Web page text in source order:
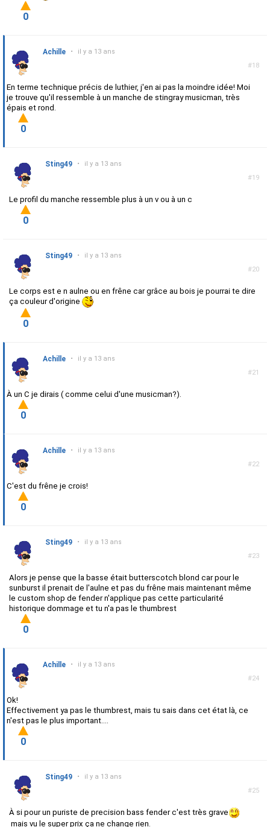
0
#18
Achille • il y a 13 ans
En terme technique précis de luthier, j'en ai pas la moindre idée! Moi
je trouve qu'il ressemble à un manche de stingray musicman, très
épais et rond.
0
#19
Sting49 • il y a 13 ans
Le profil du manche ressemble plus à un v ou à un c
0
#20
Sting49 • il y a 13 ans
Le corps est e n aulne ou en frêne car grâce au bois je pourrai te dire
ça couleur d'origine
0
#21
Achille • il y a 13 ans
À un C je dirais ( comme celui d'une musicman?).
0
#22
Achille • il y a 13 ans
C'est du frêne je crois!
0
#23
Sting49 • il y a 13 ans
Alors je pense que la basse était butterscotch blond car pour le
sunburst il prenait de l'aulne et pas du frêne mais maintenant même
le custom shop de fender n'applique pas cette particularité
historique dommage et tu n'a pas le thumbrest
0
#24
Achille • il y a 13 ans
Ok!
Effectivement ya pas le thumbrest, mais tu sais dans cet état là, ce
n'est pas le plus important....
0
#25
Sting49 • il y a 13 ans
À si pour un puriste de precision bass fender c'est très grave
mais vu le super prix ça ne change rien.